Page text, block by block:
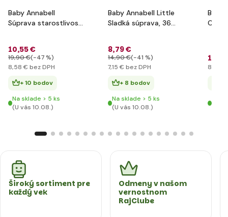
Baby Annabell
Súprava starostlivosti
10,55 €
19,90 €(-47 %)
8,58 € bez DPH
+ 10 bodov
Na sklade > 5 ks
(U vás 10.08.)
Baby Annabell Little
Sladká súprava, 36
8,79 €
14,90 €(-41 %)
7,15 € bez DPH
+ 8 bodov
Na sklade > 5 ks
(U vás 10.08.)
Baby
43
11
8
Široký sortiment pre
každý vek
Odmeny v našom
vernostnom
RajClube